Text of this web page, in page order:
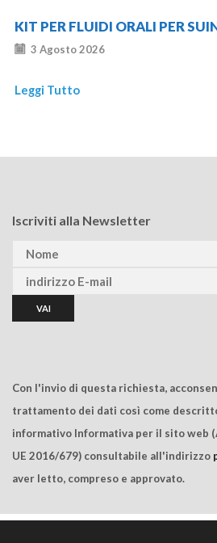
KIT PER FLUIDI ORALI PER
3 Agosto 2026
Leggi Tutto
Iscriviti alla Newsletter
Con l'invio di questa richiesta,
trattamento dei dati così come
informativo Informativa per il sito web
UE 2016/679) consultabile all'indirizzo
aver letto, compreso e approvato.